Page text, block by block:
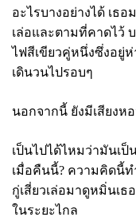
อะไรบางอย่างได้ เธ
เล่อและตามที่คาดไว้
ไฟสีเขียวคู่หนึ่งซึ่งอยู่
เดินวนไปรอบๆ
นอกจากนี้ ยังมีเสียงห
เป็นไปได้ไหมว่ามันเ
เมื่อคืนนี้? ความคิดนี้ท
กู่เสี่ยวเล่อมาดูหมิ่นเธ
ในระยะไกล